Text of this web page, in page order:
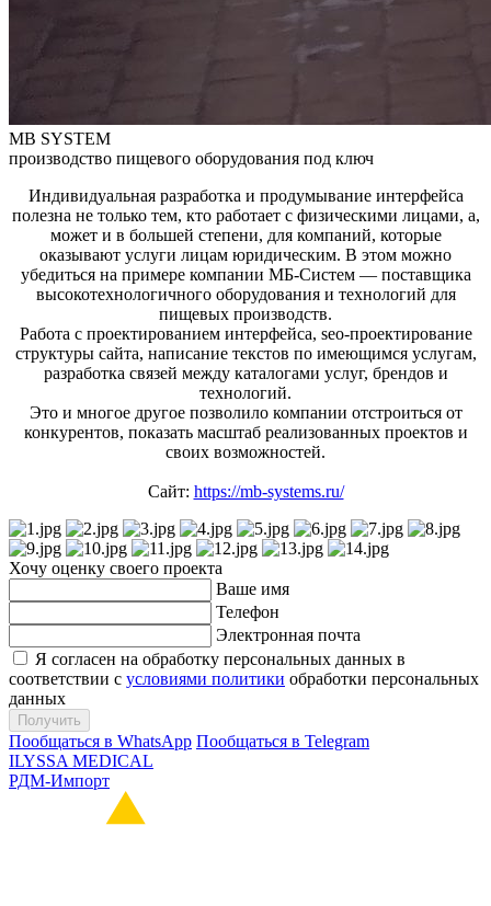
MB SYSTEM
производство пищевого оборудования под ключ
Индивидуальная разработка и продумывание интерфейса
полезна не только тем, кто работает с физическими лицами, а,
может и в большей степени, для компаний, которые
оказывают услуги лицам юридическим. В этом можно
убедиться на примере компании МБ-Систем — поставщика
высокотехнологичного оборудования и технологий для
пищевых производств.
Работа с проектированием интерфейса, seo-проектирование
структуры сайта, написание текстов по имеющимся услугам,
разработка связей между каталогами услуг, брендов и
технологий.
Это и многое другое позволило компании отстроиться от
конкурентов, показать масштаб реализованных проектов и
своих возможностей.
Сайт: https://mb-systems.ru/
Хочу оценку своего проекта
Ваше имя
Телефон
Электронная почта
Я согласен на обработку персональных данных в
соответствии с условиями политики обработки персональных
данных
Пообщаться в WhatsApp Пообщаться в Telegram
ILYSSA MEDICAL
РДМ-Импорт